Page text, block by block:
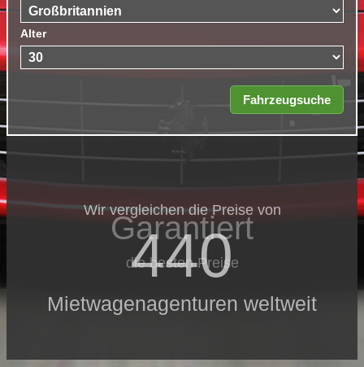
Alter
Wir vergleichen die Preise von
440
Mietwagenagenturen weltweit
Garantiert
die besten Preise